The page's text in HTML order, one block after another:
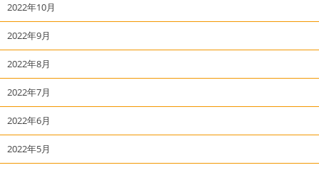
2022年10月
2022年9月
2022年8月
2022年7月
2022年6月
2022年5月